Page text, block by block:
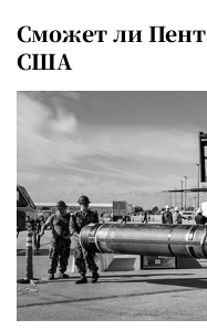
Сможет ли
США